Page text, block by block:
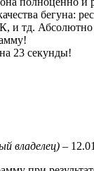
бегуна:
и тд. Абсолютно
23 секунды!
владелец) –